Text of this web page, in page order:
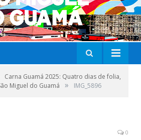
Carna Guamá 2025: Quatro dias de folia,
Miguel do Guamá
» IMG_5896
0